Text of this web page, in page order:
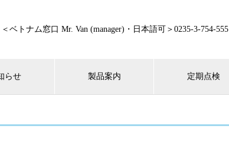
ベトナム窓口 Mr. Van (manager)・日本語可＞0235-3-754-555
らせ 製品案内 定期点検